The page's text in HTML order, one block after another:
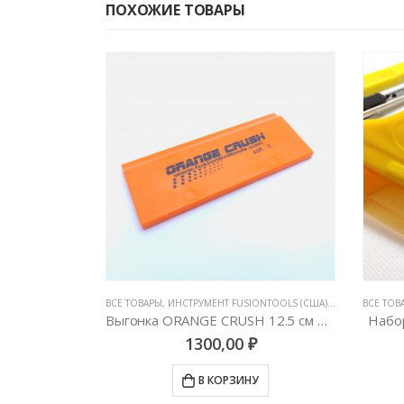
ПОХОЖИЕ ТОВАРЫ
,НОЖИ И ЛЕЗВИЯ
ВСЕ ТОВАРЫ, ИНСТРУМЕНТ FUSIONTOOLS (США),
Выгонка ORANGE CRUSH 12.5 см жесткий (прямоугольник)
1300,00 ₽
В КОРЗИНУ
ВСЕ